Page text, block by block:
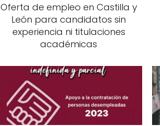
Oferta de empleo en Castilla y
León para candidatos sin
experiencia ni titulaciones
académicas